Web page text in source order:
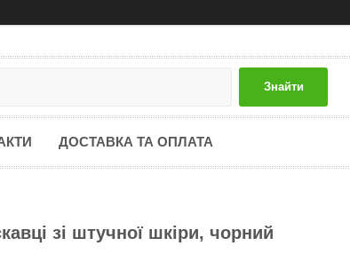
Знайти
ДОСТАВКА ТА ОПЛАТА
зі штучної шкіри, чорний